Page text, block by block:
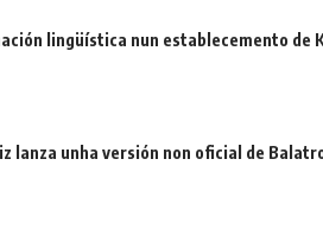
lingüística nun establecemento de
lanza unha versión non oficial de